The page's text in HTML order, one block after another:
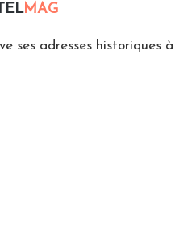
MAG
ses adresses historiques à